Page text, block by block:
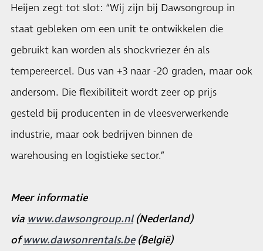
Heijen zegt tot slot: “Wij zijn bij Dawsongroup in
staat gebleken om een unit te ontwikkelen die
gebruikt kan worden als shockvriezer én als
tempereercel. Dus van +3 naar -20 graden, maar ook
andersom. Die flexibiliteit wordt zeer op prijs
gesteld bij producenten in de vleesverwerkende
industrie, maar ook bedrijven binnen de
warehousing en logistieke sector.”
Meer informatie
viawww.dawsongroup.nl(Nederland)
ofwww.dawsonrentals.be(België)